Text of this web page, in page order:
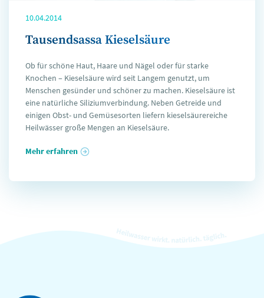
10.04.2014
Tausendsassa Kieselsäure
Ob für schöne Haut, Haare und Nägel oder für starke
Knochen – Kieselsäure wird seit Langem genutzt, um
Menschen gesünder und schöner zu machen. Kieselsäure ist
eine natürliche Siliziumverbindung. Neben Getreide und
einigen Obst- und Gemüsesorten liefern kieselsäurereiche
Heilwässer große Mengen an Kieselsäure.
Mehr erfahren